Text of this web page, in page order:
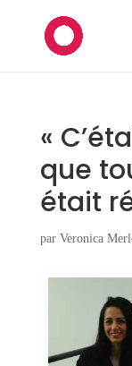
«
que
était
par Veronica